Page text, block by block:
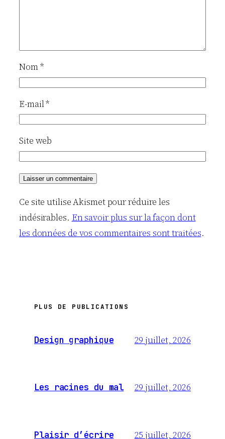
Nom*
E-mail*
Site web
Ce site utilise Akismet pour réduire les
indésirables. En savoir plus sur la façon dont
les données de vos commentaires sont traitées.
PLUS DE PUBLICATIONS
Design graphique 29 juillet, 2026
Les racines du mal 29 juillet, 2026
Plaisir d’écrire 25 juillet, 2026